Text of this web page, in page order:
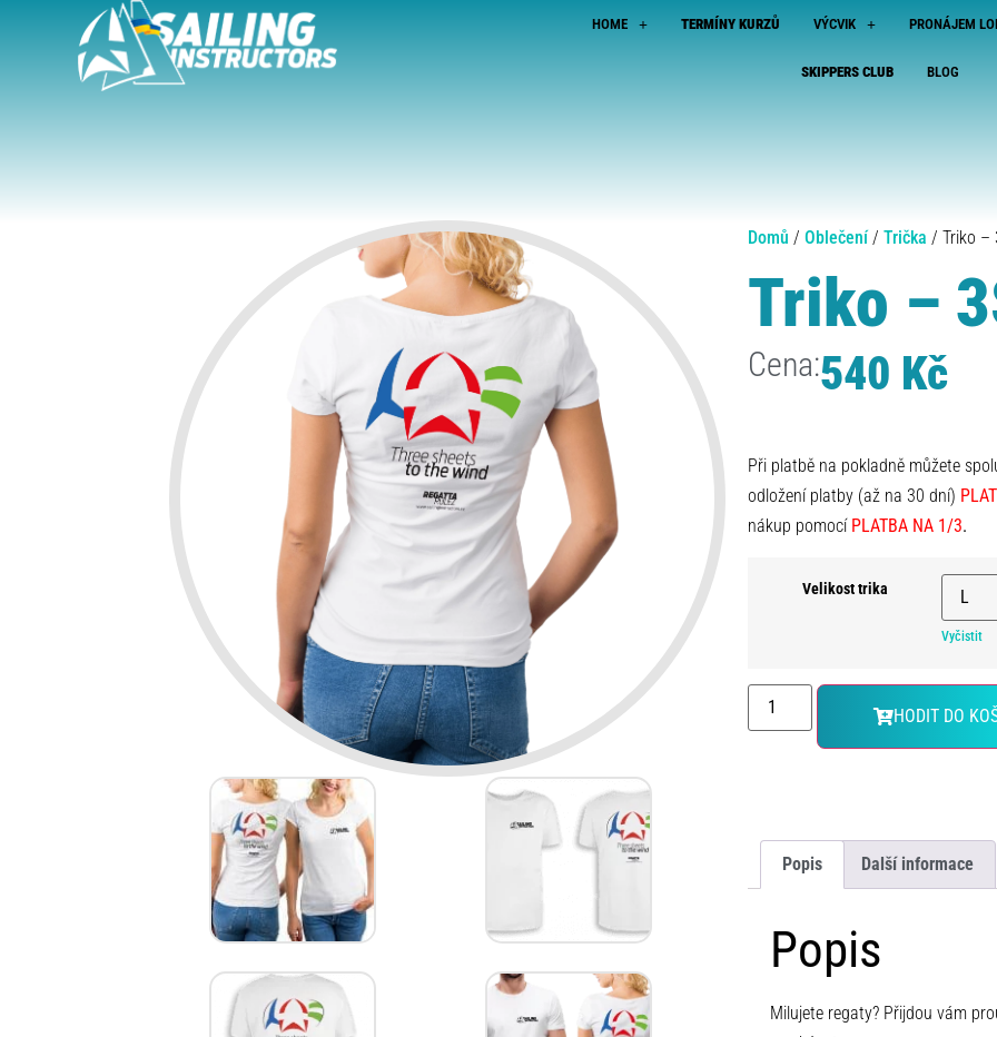
HOME TERMÍNY KURZŮ VÝCVIK PRONÁJEM
SKIPPERS CLUB BLOG
Domů / Oblečení/ Trička / Triko –
Triko –
Cena:540 Kč
Při platbě na pokladně můžete
odložení platby (až na 30 dní)
nákup pomocí PLATBA NA 1/3.
Velikost trika
Vyčistit
HODIT DO
Popis Další informace
Popis
Milujete regaty? Přijdou vám